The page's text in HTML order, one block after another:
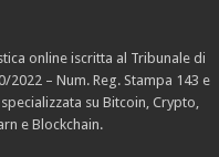
online iscritta al Tribunale di
– Num. Reg. Stampa 143 e
su Bitcoin, Crypto,
e Blockchain.